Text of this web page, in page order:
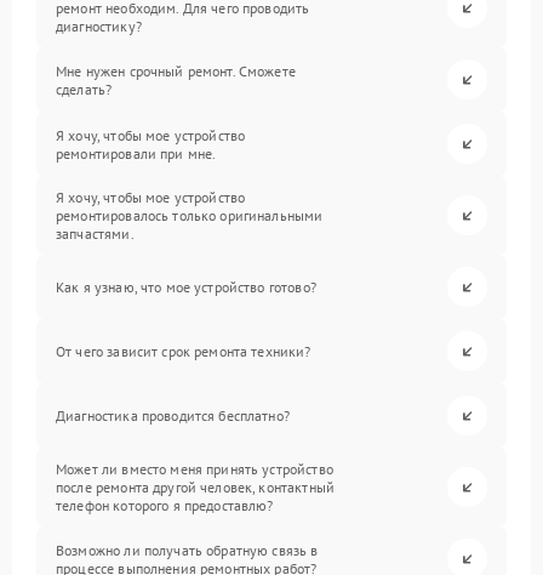
ремонт необходим. Для чего проводить
диагностику?
Мне нужен срочный ремонт. Сможете
сделать?
Я хочу, чтобы мое устройство
ремонтировали при мне.
Я хочу, чтобы мое устройство
ремонтировалось только оригинальными
запчастями.
Как я узнаю, что мое устройство готово?
От чего зависит срок ремонта техники?
Диагностика проводится бесплатно?
Может ли вместо меня принять устройство
после ремонта другой человек, контактный
телефон которого я предоставлю?
Возможно ли получать обратную связь в
процессе выполнения ремонтных работ?